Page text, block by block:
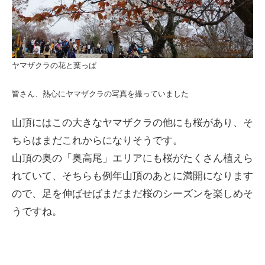
ヤマザクラの花と葉っぱ
皆さん、熱心にヤマザクラの写真を撮っていました
山頂にはこの大きなヤマザクラの他にも桜があり、そ
ちらはまだこれからになりそうです。
山頂の奥の「奥高尾」エリアにも桜がたくさん植えら
れていて、そちらも例年山頂のあとに満開になります
ので、足を伸ばせばまだまだ桜のシーズンを楽しめそ
うですね。